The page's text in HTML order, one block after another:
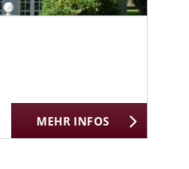
MEHR INFOS